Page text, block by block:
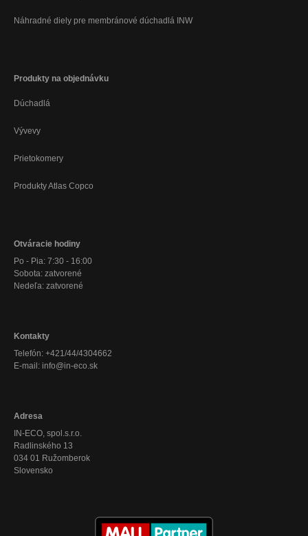
Náhradné diely pre membránové dúchadlá INW
Produkty na objednávku
Dúchadlá
Vývevy
Prietokomery
Produkty Atlas Copco
Otváracie hodiny
Po - Pia: 7:30 - 16:00
Sobota: zatvorené
Nedeľa: zatvorené
Kontakty
Telefón: +421/44/4304662
E-mail: info@in-eco.sk
Adresa
IN-ECO, spol.s.r.o.
Radlinského 13
034 01 Ružomberok
Slovensko